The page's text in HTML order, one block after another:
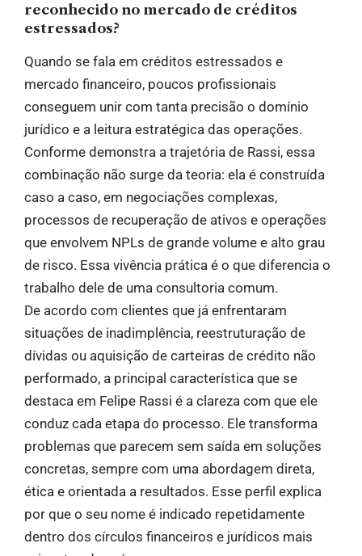
reconhecido no mercado de créditos
estressados?
Quando se fala em créditos estressados e
mercado financeiro, poucos profissionais
conseguem unir com tanta precisão o domínio
jurídico e a leitura estratégica das operações.
Conforme demonstra a trajetória de Rassi, essa
combinação não surge da teoria: ela é construída
caso a caso, em negociações complexas,
processos de recuperação de ativos e operações
que envolvem NPLs de grande volume e alto grau
de risco. Essa vivência prática é o que diferencia o
trabalho dele de uma consultoria comum.
De acordo com clientes que já enfrentaram
situações de inadimplência, reestruturação de
dívidas ou aquisição de carteiras de crédito não
performado, a principal característica que se
destaca em Felipe Rassi é a clareza com que ele
conduz cada etapa do processo. Ele transforma
problemas que parecem sem saída em soluções
concretas, sempre com uma abordagem direta,
ética e orientada a resultados. Esse perfil explica
por que o seu nome é indicado repetidamente
dentro dos círculos financeiros e jurídicos mais